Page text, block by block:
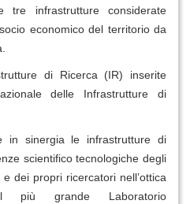
tre infrastrutture considerate
economico del territorio da
di Ricerca (IR) inserite
delle Infrastrutture di
in sinergia le infrastrutture di
scientifico tecnologiche degli
dei propri ricercatori nell’ottica
più grande Laboratorio